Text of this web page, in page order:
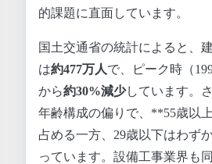
的課題に直面しています。
国土交通省の統計によると、
は約477万人で、ピーク時（
から約30%減少しています。
年齢構成の偏りで、**55歳以
占める一方、29歳以下はわず
っています。設備工事業界も